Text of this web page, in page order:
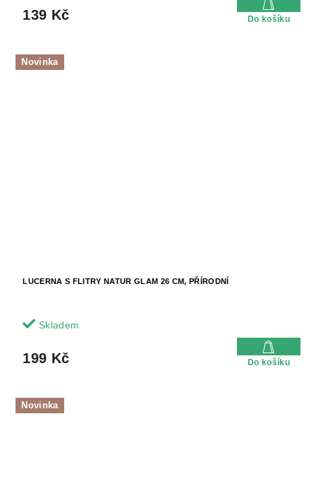
139 Kč Do košíku
Novinka
LUCERNA S FLITRY NATUR GLAM 26 CM, PŘÍRODNÍ
Skladem
199 Kč Do košíku
Novinka